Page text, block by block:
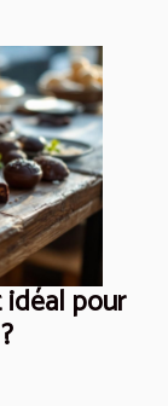
pour